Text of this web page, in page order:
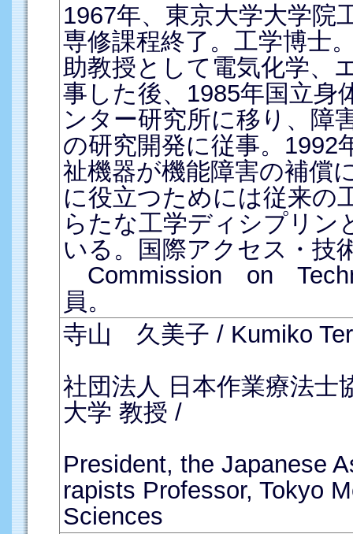
1967年、東京大学大学院
専修課程終了。工学博士
助教授として電気化学、
事した後、1985年国立身
ンター研究所に移り、障
の研究開発に従事。1992
祉機器が機能障害の補償
に役立つためには従来の
らたな工学ディシプリン
いる。国際アクセス・技
Commission on
員。
寺山 久美子 / Kumiko
社団法人 日本作業療法士
大学 教授 /
President, the Japanese
rapists Professor, Tokyo
Sciences